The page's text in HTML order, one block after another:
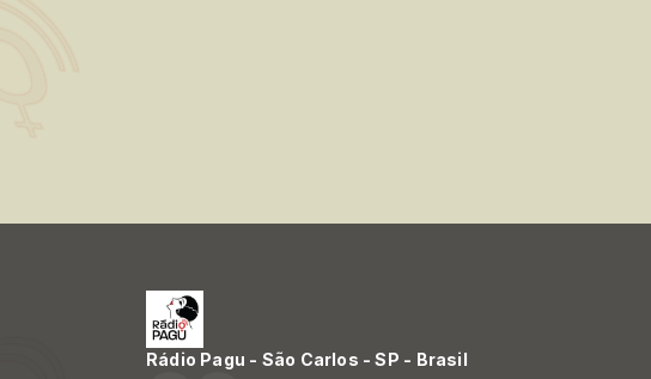
Rádio Pagu - São Carlos - SP - Brasil